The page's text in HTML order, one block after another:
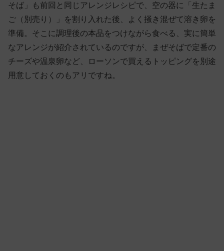
そば」も前回と同じアレンジレシピで、空の器に「生たま
ご（別売り）」を割り入れた後、よく掻き混ぜて溶き卵を
準備。そこに調理後の本品をつけながら食べる、実に簡単
なアレンジが紹介されているのですが、まぜそばで定番の
チーズや温泉卵など、ローソンで買えるトッピングを別途
用意しておくのもアリですね。